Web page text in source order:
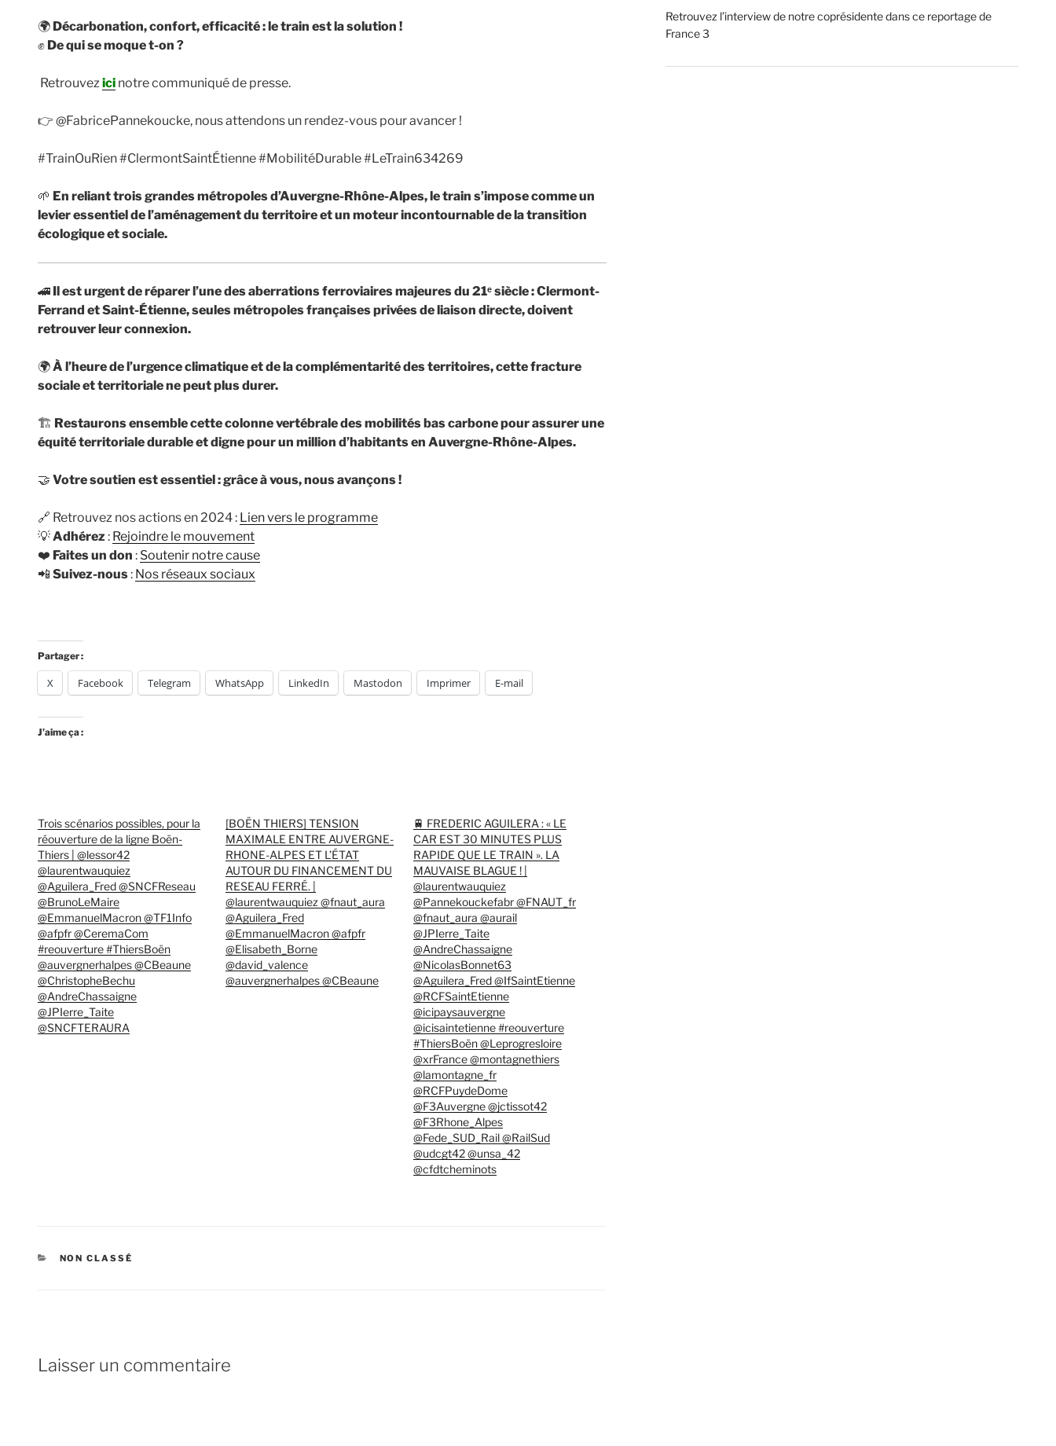
🌍 Décarbonation, confort, efficacité : le train est la solution !
✊ De qui se moque t-on ?
Retrouvezici notre communiqué de presse.
👉 @FabricePannekoucke, nous attendons un rendez-vous pour avancer !
#TrainOuRien #ClermontSaintÉtienne #MobilitéDurable #LeTrain634269
🌱 En reliant trois grandes métropoles d’Auvergne-Rhône-Alpes, le train s’impose comme un
levier essentiel de l’aménagement du territoire et un moteur incontournable de la transition
écologique et sociale.
🚄 Il est urgent de réparer l’une des aberrations ferroviaires majeures du 21ᵉ siècle : Clermont-
Ferrand et Saint-Étienne, seules métropoles françaises privées de liaison directe, doivent
retrouver leur connexion.
🌍À l’heure de l’urgence climatique et de la complémentarité des territoires, cette fracture
sociale et territoriale ne peut plus durer.
🏗 Restaurons ensemble cette colonne vertébrale des mobilités bas carbone pour assurer une
équité territoriale durable et digne pour un million d’habitants en Auvergne-Rhône-Alpes.
🤝 Votre soutien est essentiel : grâce à vous, nous avançons !
🔗 Retrouvez nos actions en 2024 : Lien vers le programme
💡Adhérez : Rejoindre le mouvement
❤️ Faites un don : Soutenir notre cause
📲 Suivez-nous: Nos réseaux sociaux
Partager :
X Facebook Telegram WhatsApp LinkedIn Mastodon Imprimer E-mail
J’aime ça :
Trois scénarios possibles, pour la
réouverture de la ligne Boën-
Thiers | @lessor42
@laurentwauquiez
@Aguilera_Fred @SNCFReseau
@BrunoLeMaire
@EmmanuelMacron @TF1Info
@afpfr @CeremaCom
#reouverture #ThiersBoën
@auvergnerhalpes @CBeaune
@ChristopheBechu
@AndreChassaigne
@JPIerre_Taite
@SNCFTERAURA
[BOËN THIERS] TENSION
MAXIMALE ENTRE AUVERGNE-
RHONE-ALPES ET L’ÉTAT
AUTOUR DU FINANCEMENT DU
RESEAU FERRÉ. |
@laurentwauquiez @fnaut_aura
@Aguilera_Fred
@EmmanuelMacron @afpfr
@Elisabeth_Borne
@david_valence
@auvergnerhalpes @CBeaune
🚆 FREDERIC AGUILERA : « LE
CAR EST 30 MINUTES PLUS
RAPIDE QUE LE TRAIN ». LA
MAUVAISE BLAGUE ! |
@laurentwauquiez
@Pannekouckefabr @FNAUT_fr
@fnaut_aura @aurail
@JPIerre_Taite
@AndreChassaigne
@NicolasBonnet63
@Aguilera_Fred @IfSaintEtienne
@RCFSaintEtienne
@icipaysauvergne
@icisaintetienne #reouverture
#ThiersBoën @Leprogresloire
@xrFrance @montagnethiers
@lamontagne_fr
@RCFPuydeDome
@F3Auvergne @jctissot42
@F3Rhone_Alpes
@Fede_SUD_Rail @RailSud
@udcgt42 @unsa_42
@cfdtcheminots
CATÉGORIES
NON CLASSÉ
Laisser un commentaire
Retrouvez l’interview de notre coprésidente dans ce reportage de
France 3